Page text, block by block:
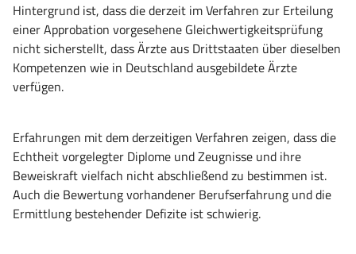
Hintergrund ist, dass die derzeit im Verfahren zur Erteilung
einer Approbation vorgesehene Gleichwertigkeitsprüfung
nicht sicherstellt, dass Ärzte aus Drittstaaten über dieselben
Kompetenzen wie in Deutschland ausgebildete Ärzte
verfügen.
Erfahrungen mit dem derzeitigen Verfahren zeigen, dass die
Echtheit vorgelegter Diplome und Zeugnisse und ihre
Beweiskraft vielfach nicht abschließend zu bestimmen ist.
Auch die Bewertung vorhandener Berufserfahrung und die
Ermittlung bestehender Defizite ist schwierig.